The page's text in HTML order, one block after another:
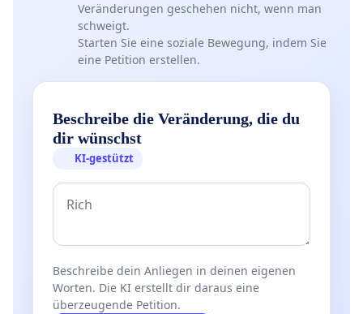
Veränderungen geschehen nicht, wenn man
schweigt.
Starten Sie eine soziale Bewegung, indem Sie
eine Petition erstellen.
Beschreibe die Veränderung, die du
dir wünschst
KI-gestützt
Beschreibe dein Anliegen in deinen eigenen
Worten. Die KI erstellt dir daraus eine
überzeugende Petition.